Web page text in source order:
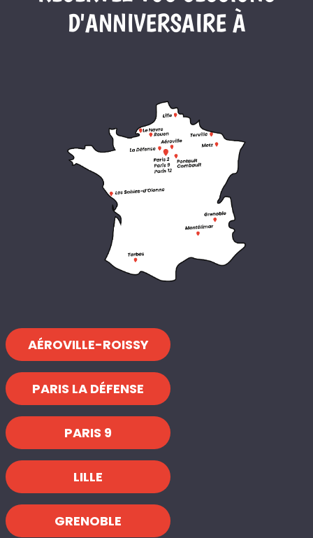
D'ANNIVERSAIRE À
AÉROVILLE-ROISSY
PARIS LA DÉFENSE
PARIS 9
LILLE
GRENOBLE